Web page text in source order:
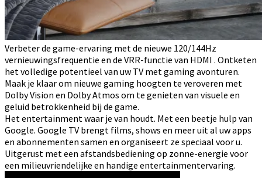
Verbeter de game-ervaring met de nieuwe 120/144Hz
vernieuwingsfrequentie en de VRR-functie van HDMI . Ontketen
het volledige potentieel van uw TV met gaming avonturen.
Maak je klaar om nieuwe gaming hoogten te veroveren met
Dolby Vision en Dolby Atmos om te genieten van visuele en
geluid betrokkenheid bij de game.
Het entertainment waar je van houdt. Met een beetje hulp van
Google. Google TV brengt films, shows en meer uit al uw apps
en abonnementen samen en organiseert ze speciaal voor u.
Uitgerust met een afstandsbediening op zonne-energie voor
een milieuvriendelijke en handige entertainmentervaring.